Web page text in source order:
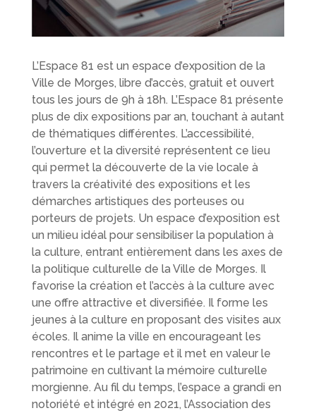
L’Espace 81 est un espace d’exposition de la
Ville de Morges, libre d’accès, gratuit et ouvert
tous les jours de 9h à 18h. L’Espace 81 présente
plus de dix expositions par an, touchant à autant
de thématiques différentes. L’accessibilité,
l’ouverture et la diversité représentent ce lieu
qui permet la découverte de la vie locale à
travers la créativité des expositions et les
démarches artistiques des porteuses ou
porteurs de projets. Un espace d’exposition est
un milieu idéal pour sensibiliser la population à
la culture, entrant entièrement dans les axes de
la politique culturelle de la Ville de Morges. Il
favorise la création et l’accès à la culture avec
une offre attractive et diversifiée. Il forme les
jeunes à la culture en proposant des visites aux
écoles. Il anime la ville en encourageant les
rencontres et le partage et il met en valeur le
patrimoine en cultivant la mémoire culturelle
morgienne. Au fil du temps, l’espace a grandi en
notoriété et intégré en 2021, l’Association des